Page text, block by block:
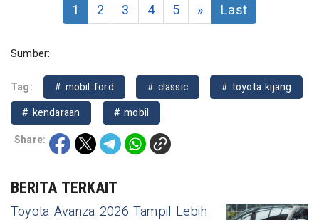
1 2 3 4 5 » Last
Sumber:
Tag: # mobil ford # classic
# toyota kijang
# kendaraan
# mobil
Share:
BERITA TERKAIT
Toyota Avanza 2026 Tampil Lebih